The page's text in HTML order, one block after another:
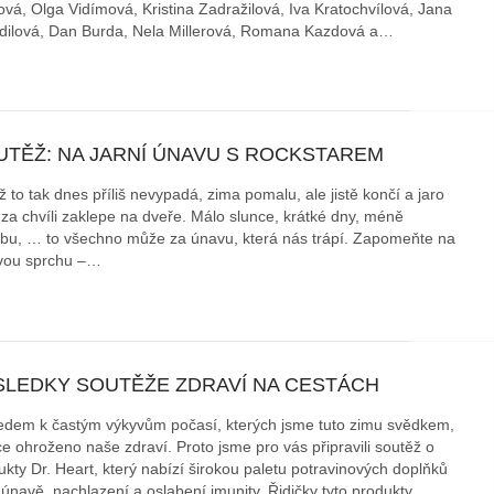
Olga Vidímová, Kristina Zadražilová, Iva Kratochvílová, Jana
Dan Burda, Nela Millerová, Romana Kazdová a…
NA JARNÍ ÚNAVU S ROCKSTAREM
to tak dnes příliš nevypadá, zima pomalu, ale jistě končí a jaro
chvíli zaklepe na dveře. Málo slunce, krátké dny, méně
… to všechno může za únavu, která nás trápí. Zapomeňte na
sprchu –…
SOUTĚŽE ZDRAVÍ NA CESTÁCH
k častým výkyvům počasí, kterých jsme tuto zimu svědkem,
ohroženo naše zdraví. Proto jsme pro vás připravili soutěž o
Dr. Heart, který nabízí širokou paletu potravinových doplňků
nachlazení a oslabení imunity. Řidičky tyto produkty
správného poutání
stručně o autosedačkách
Zabavte děti na cestách